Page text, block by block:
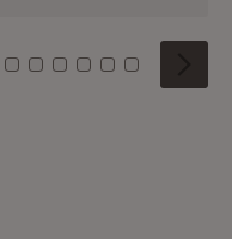
5 6 7
Kachel: 8
Zu Kachel: 9
Zu Kachel: 10
Zu Kachel: 11
Zu Kachel: 12
Zu Kachel:
Zu